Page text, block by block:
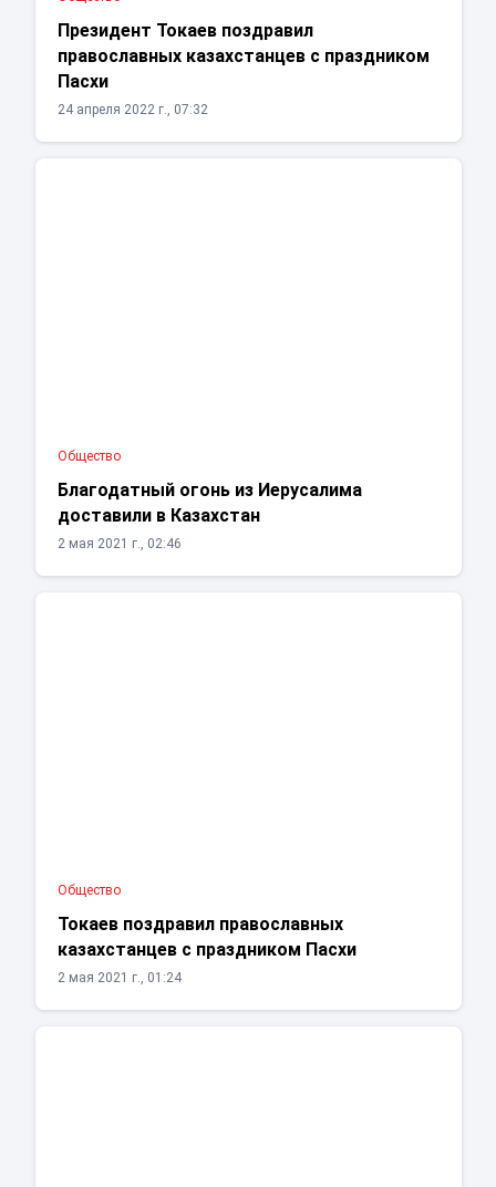
Президент Токаев поздравил
православных казахстанцев с праздником
Пасхи
24 апреля 2022 г., 07:32
Общество
Благодатный огонь из Иерусалима
доставили в Казахстан
2 мая 2021 г., 02:46
Общество
Токаев поздравил православных
казахстанцев с праздником Пасхи
2 мая 2021 г., 01:24